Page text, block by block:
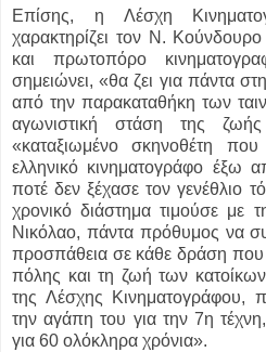
Επίσης, η Λέσχη
χαρακτηρίζει τον Ν.
και πρωτοπόρο
σημειώνει, «θα ζει για πάντα
από την παρακαταθήκη των
αγωνιστική στάση της
«καταξιωμένο σκηνοθέτη
ελληνικό κινηματογράφο έξω
ποτέ δεν ξέχασε τον γενέθλιο
χρονικό διάστημα τιμούσε με
Νικόλαο, πάντα πρόθυμος να
προσπάθεια σε κάθε δράση που
πόλης και τη ζωή των
της Λέσχης Κινηματογράφου,
την αγάπη του για την 7η
για 60 ολόκληρα χρόνια».